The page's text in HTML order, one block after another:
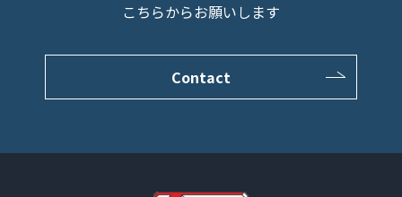
こちらからお願いします
Contact